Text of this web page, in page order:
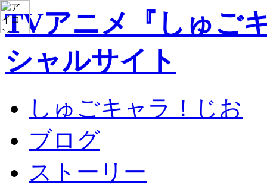
TVアニメ『しゅご
シャルサイト
しゅごキャラ！じお
ブログ
ストーリー